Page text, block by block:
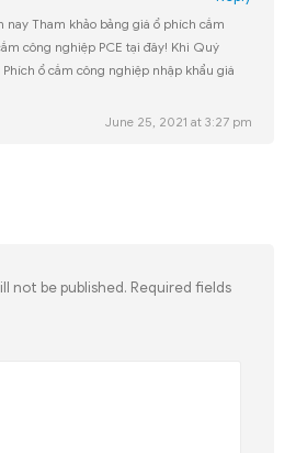
Tham khảo bảng giá ổ phích cắm
công nghiệp PCE tại đây! Khi Quý
ổ cắm công nghiệp nhập khẩu giá
June 25, 2021 at 3:27 pm
not be published. Required fields